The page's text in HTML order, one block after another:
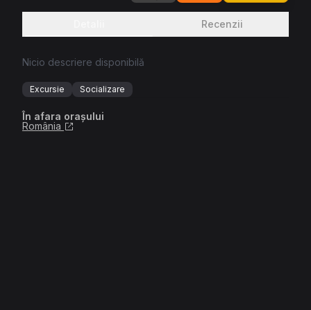
Recenzii
Nicio descriere disponibilă
Excursie Socializare
În afara orașului
România